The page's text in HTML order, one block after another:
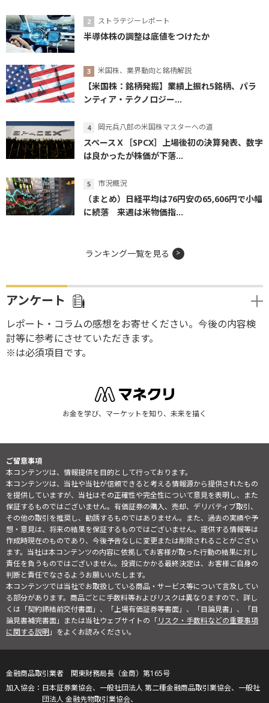
ストラテジーレポート
半導体株の調整は底値をつけたか
米国株、業界動向と銘柄解説
【米国株：銘柄発掘】業績上振れ5銘柄、パラ
ンティア・テクノロジー...
岡元兵八郎の米国株マスターへの道
スペースＸ［SPCX］上場後初の決算発表、数字
は良かったが株価が下落...
市況概況
（まとめ）日経平均は76円安の65,606円で小幅
に続落 来週は米物価指...
ランキング一覧を見る
アンケート
レポート・コラムの感想をお寄せください。今後の内容検
討等に参考にさせていただきます。
※は必須項目です。
お金を学び、マーケットを知り、未来を描く
ご留意事項
本コンテンツは、情報提供を目的として行っております。
本コンテンツは、当社や当社が信頼できると考える情報源から提供されたもの
を提供していますが、当社はその正確性や完全性について意見を表明し、また
保証するものではございません。有価証券の購入、売却、デリバティブ取引、
その他の取引を推奨し、勧誘するものではありません。また、過去の実績や予
想・意見は、将来の結果を保証するものではございません。提供する情報等は
作成時現在のものであり、今後予告なしに変更または削除されることがござい
ます。当社は本コンテンツの内容に依拠してお客様が取った行動の結果に対し
責任を負うものではございません。投資にかかる最終決定は、お客様ご自身の
判断と責任でなさるようお願いいたします。
本コンテンツでは当社でお取扱している商品・サービス等について言及してい
る部分があります。商品ごとに手数料等およびリスクは異なりますので、詳し
くは「契約締結前交付書面」、「上場有価証券等書面」、「目論見書」、「目
論見書補完書面」または当社ウェブサイトの「リスク・手数料などの重要事項
に関する説明」をよくお読みください。
金融商品取引業者 関東財務局長（金商）第165号
日本証券業協会、一般社団法人 第二種金融商品取引業協会、一般社
団法人 金融先物取引業協会、